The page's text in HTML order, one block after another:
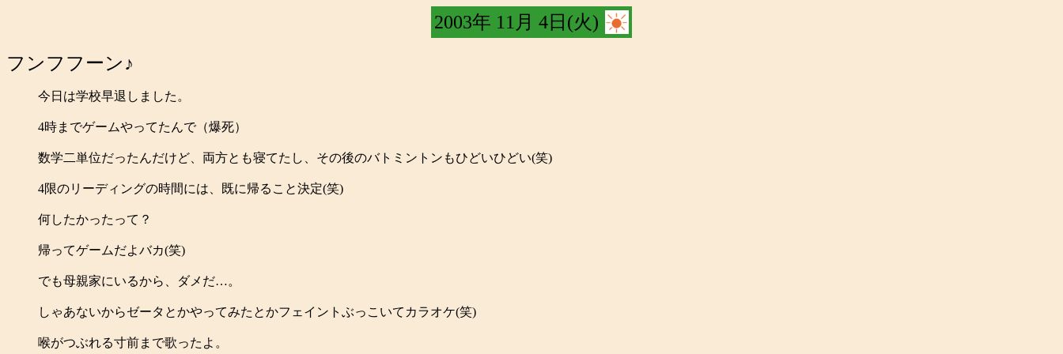
2003年 11月 4日(火)
フンフフーン♪
今日は学校早退しました。
4時までゲームやってたんで（爆死）
数学二単位だったんだけど、両方とも寝てたし、その後のバトミントンもひどいひどい(笑)
4限のリーディングの時間には、既に帰ること決定(笑)
何したかったって？
帰ってゲームだよバカ(笑)
でも母親家にいるから、ダメだ…。
しゃあないからゼータとかやってみたとかフェイントぶっこいてカラオケ(笑)
喉がつぶれる寸前まで歌ったよ。